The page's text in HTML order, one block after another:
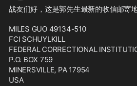
战友们好，这是郭先生最新的收信邮寄
MILES GUO 49134-510
FCI SCHUYLKILL
FEDERAL CORRECTIONAL
P.O. BOX 759
MINERSVILLE, PA 17954
USA